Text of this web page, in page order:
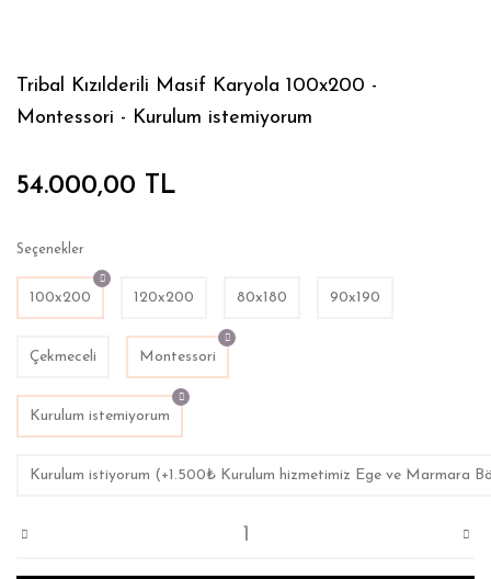
Tribal Kızılderili Masif Karyola 100x200 -
Montessori - Kurulum istemiyorum
54.000,00 TL
Seçenekler
100x200 120x200 80x180 90x190
Çekmeceli Montessori
Kurulum istemiyorum
Kurulum istiyorum (+1.500₺ Kurulum hizmetimiz Ege ve Marmara